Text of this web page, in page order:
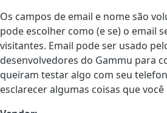
Os campos de email e nome são
pode escolher como (e se) o email
visitantes. Email pode ser usado
desenvolvedores do Gammu para
queiram testar algo com seu
esclarecer algumas coisas que